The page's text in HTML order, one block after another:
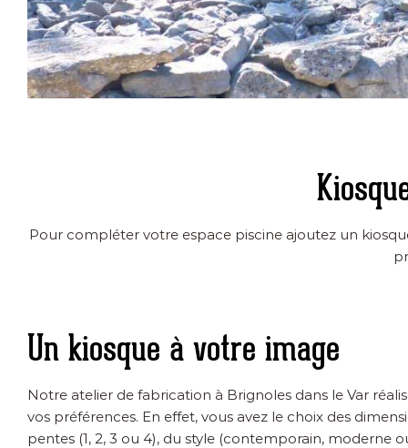
Pour compléter votre espace piscine ajoutez un
Un kiosque à votre image
Notre atelier de fabrication à Brignoles dans le Var
vos préférences. En effet, vous avez le choix des
pentes (1, 2, 3 ou 4), du style (contemporain, moderne